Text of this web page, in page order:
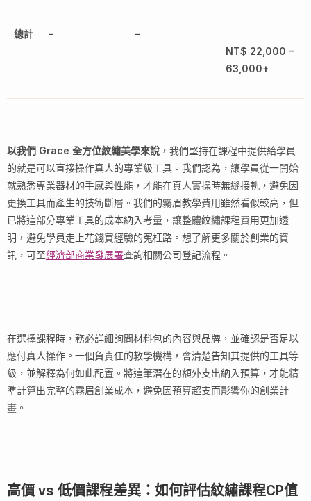
總計 –
–
NT$ 22,000 –
63,000+
以我們 Grace 全方位紋繡美學來說 ，我們堅持在課程中提供給學員
的就是可以直接操作真人的專業級工具。我們認為，讓學員從一開始
就熟悉專業器材的手感與性能，才能在真人實操時無縫接軌，避免因
更換工具而產生的技術斷層。我們的霧眉教學費用雖然看似較高，但
已將這部分專業工具的成本納入考量，讓整體紋繡課程費用更加透
明，避免學員走上花錢買經驗的冤枉路。想了解更多關於創業的資
訊，可至經濟部商業發展署查詢相關公司登記流程。
在選擇課程時，務必詳細詢問材料包的內容與品牌，並確認是否足以
應付真人操作。一個負責任的教學機構，會清楚告知其提供的工具等
級，並解釋為何如此配置。將這筆潛在的額外支出納入預算，才能精
準計算出完整的霧眉創業成本，避免因預算超支而影響你的創業計
畫。
高價 vs 低價課程差異：如何評估紋繡課程CP值